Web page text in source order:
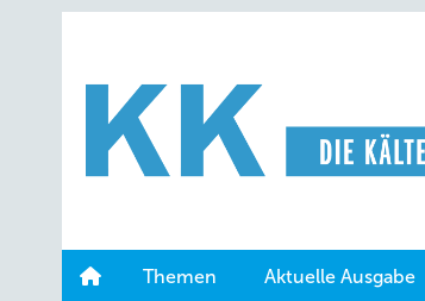
Hauptinhalt
Hauptmenü
Themen Aktuelle Ausgabe